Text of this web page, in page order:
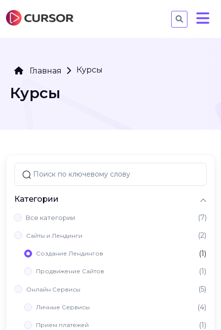
Главная Курсы
Курсы
Категории
Все категории (7)
Сайты и Лендинги (2)
Создание Лендингов (1)
Продвижение Сайтов (1)
Онлайн Сервисы (5)
Личные Сервисы (4)
Прием платежей (1)